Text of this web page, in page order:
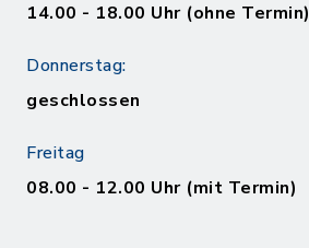
14.00 - 18.00 Uhr (ohne Termin)
Donnerstag:
geschlossen
Freitag
08.00 - 12.00 Uhr (mit Termin)